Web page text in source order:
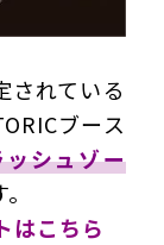
されている
ブース
シュゾー
はこちら